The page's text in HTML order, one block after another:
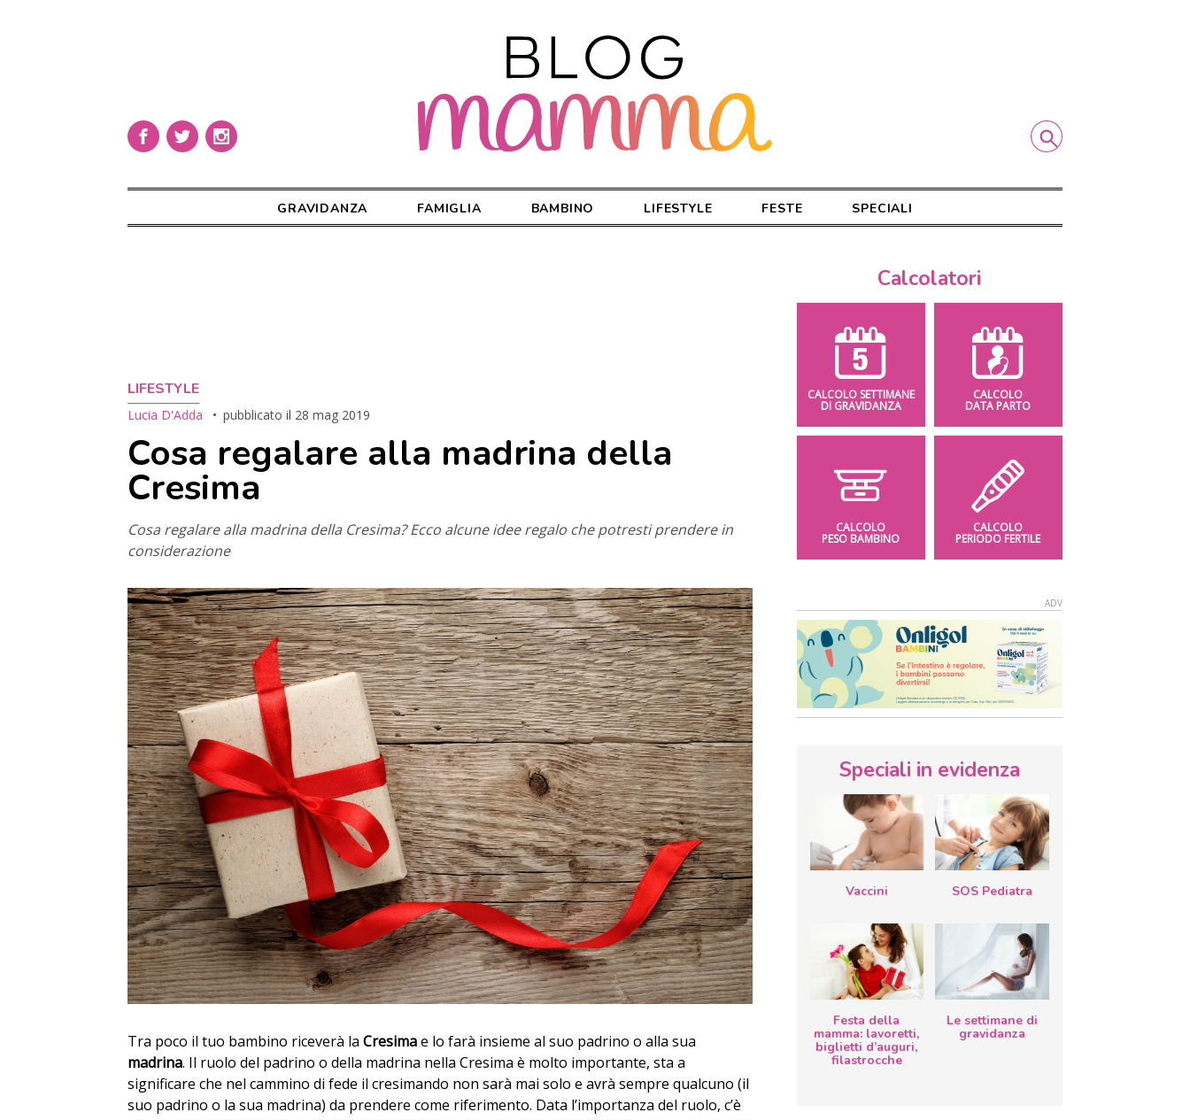
GRAVIDANZA FAMIGLIA BAMBINO LIFESTYLE FESTE SPECIALI
LIFESTYLE
Lucia D'Adda pubblicato il 28 mag 2019
Cosa regalare alla madrina della
Cresima
Cosa regalare alla madrina della Cresima? Ecco alcune idee regalo che potresti prendere in
considerazione
Tra poco il tuo bambino riceverà laCresimae lo farà insieme al suo padrino o alla sua
madrina. Il ruolo del padrino o della madrina nella Cresima è molto importante, sta a
significare che nel cammino di fede il cresimando non sarà mai solo e avrà sempre qualcuno (il
suo padrino o la sua madrina) da prendere come riferimento. Data l’importanza del ruolo, c’è
Calcolatori
CALCOLO SETTIMANE
DI GRAVIDANZA
CALCOLO
DATA PARTO
CALCOLO
PESO BAMBINO
CALCOLO
PERIODO FERTILE
Speciali in evidenza
Vaccini SOS Pediatra
Festa della
mamma: lavoretti,
biglietti d’auguri,
filastrocche
Le settimane di
gravidanza